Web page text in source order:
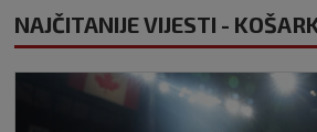
NAJČITANIJE VIJESTI -